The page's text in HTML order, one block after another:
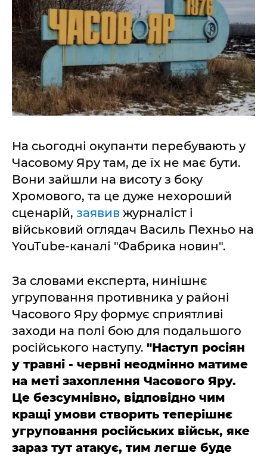
На сьогодні окупанти перебувають у
Часовому Яру там, де їх не має бути.
Вони зайшли на висоту з боку
Хромового, та це дуже нехороший
сценарій, заявив журналіст і
військовий оглядач Василь Пехньо на
YouTube-каналі "Фабрика новин".
За словами експерта, нинішнє
угруповання противника у районі
Часового Яру формує сприятливі
заходи на полі бою для подальшого
російського наступу. "Наступ росіян
у травні - червні неодмінно матиме
на меті захоплення Часового Яру.
Це безсумнівно, відповідно чим
кращі умови створить теперішнє
угруповання російських військ, яке
зараз тут атакує, тим легше буде